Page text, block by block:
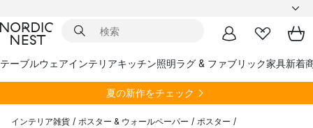
テーブルウェアインテリアキッチン照明ラグ & ファブリック家具新着
夏の新作をチェック
インテリア雑貨 / ポスター & ウォールペーパー / ポスター /